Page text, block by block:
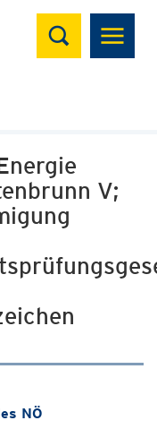
Suchen
V;
NÖ